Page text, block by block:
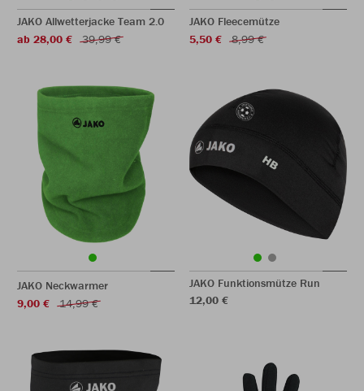
JAKO Allwetterjacke Team 2.0
ab 28,00 €
39,99 €
JAKO Fleecemütze
5,50 €
8,99 €
JAKO Neckwarmer
9,00 €
14,99 €
JAKO Funktionsmütze Run
12,00 €